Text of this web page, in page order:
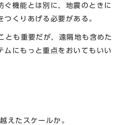
ぐ機能とは別に，地震のときに
くりあげる必要がある。
も重要だが，遠隔地も含めた
ムにもっと重点をおいてもいい
えたスケールか。